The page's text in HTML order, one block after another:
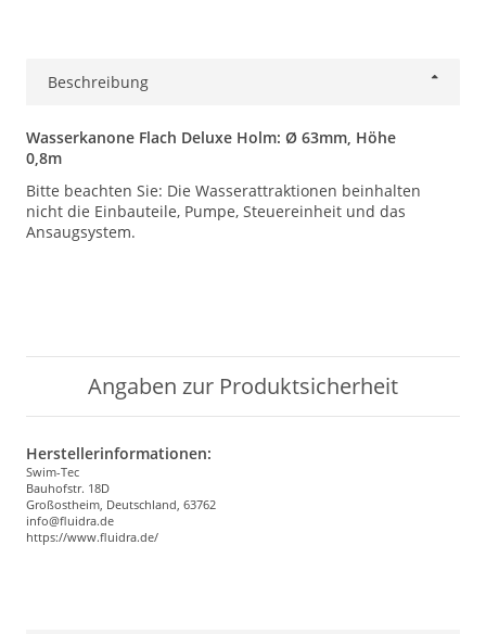
Beschreibung
Wasserkanone Flach Deluxe Holm: Ø 63mm, Höhe
0,8m
Bitte beachten Sie: Die Wasserattraktionen beinhalten
nicht die Einbauteile, Pumpe, Steuereinheit und das
Ansaugsystem.
Angaben zur Produktsicherheit
Herstellerinformationen:
Swim-Tec
Bauhofstr. 18D
Großostheim, Deutschland, 63762
info@fluidra.de
https://www.fluidra.de/